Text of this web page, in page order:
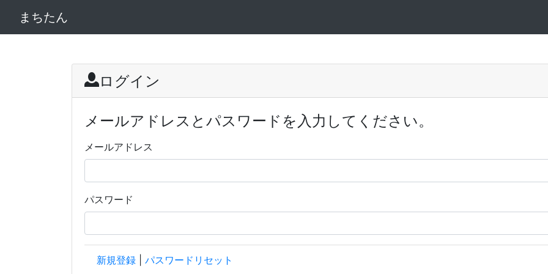
まちたん
ログイン
メールアドレスとパスワードを入力してください。
メールアドレス
パスワード
新規登録 パスワードリセット